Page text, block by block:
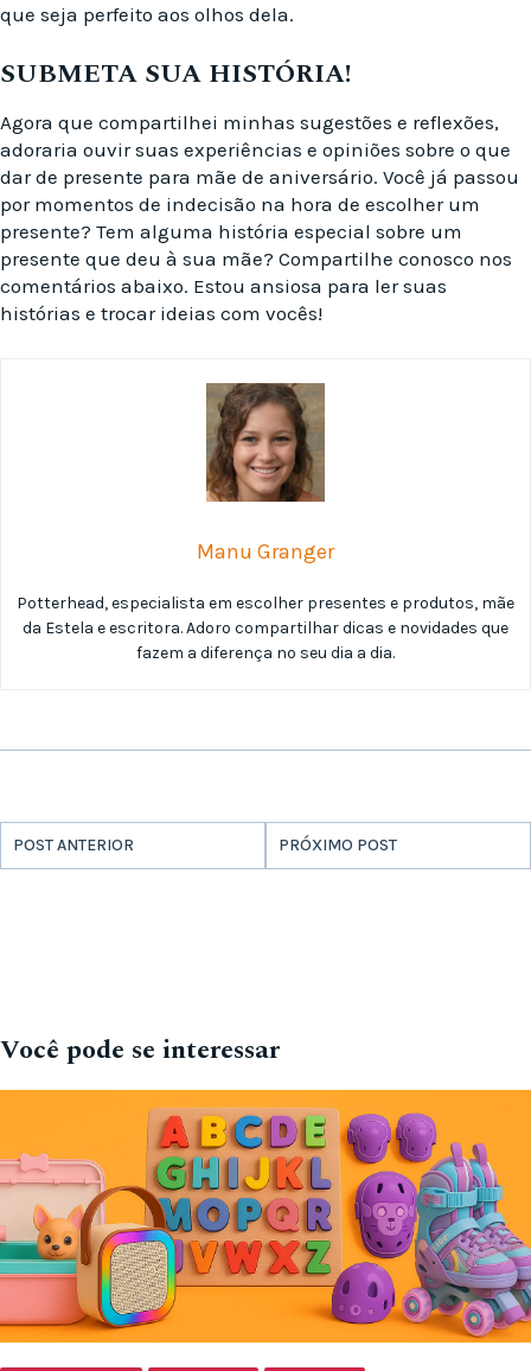
que seja perfeito aos olhos dela.
SUBMETA SUA HISTÓRIA!
Agora que compartilhei minhas sugestões e reflexões,
adoraria ouvir suas experiências e opiniões sobre o que
dar de presente para mãe de aniversário. Você já passou
por momentos de indecisão na hora de escolher um
presente? Tem alguma história especial sobre um
presente que deu à sua mãe? Compartilhe conosco nos
comentários abaixo. Estou ansiosa para ler suas
histórias e trocar ideias com vocês!
Manu Granger
Potterhead, especialista em escolher presentes e produtos, mãe
da Estela e escritora. Adoro compartilhar dicas e novidades que
fazem a diferença no seu dia a dia.
POST ANTERIOR PRÓXIMO POST
Você pode se interessar